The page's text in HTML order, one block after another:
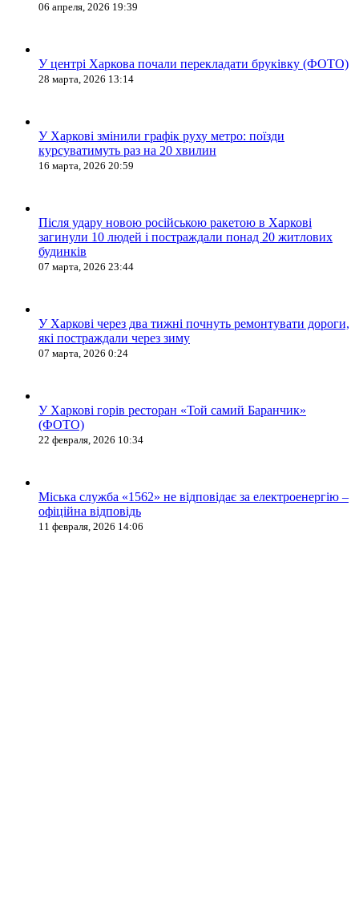
06 апреля, 2026 19:39
У центрі Харкова почали перекладати бруківку (ФОТО)
28 марта, 2026 13:14
У Харкові змінили графік руху метро: поїзди
курсуватимуть раз на 20 хвилин
16 марта, 2026 20:59
Після удару новою російською ракетою в Харкові
загинули 10 людей і постраждали понад 20 житлових
будинків
07 марта, 2026 23:44
У Харкові через два тижні почнуть ремонтувати дороги,
які постраждали через зиму
07 марта, 2026 0:24
У Харкові горів ресторан «Той самий Баранчик»
(ФОТО)
22 февраля, 2026 10:34
Міська служба «1562» не відповідає за електроенергію –
офіційна відповідь
11 февраля, 2026 14:06